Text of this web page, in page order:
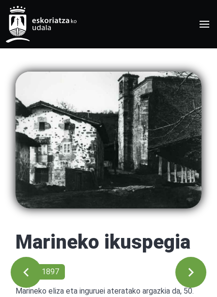
Marineko ikuspegia
Ref: 01897
Marineko eliza eta inguruei ateratako argazkia da, 50.